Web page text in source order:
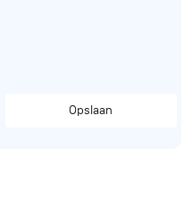
Opslaan